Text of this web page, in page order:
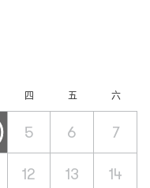
四 五 六
5 6 7
12 13 14